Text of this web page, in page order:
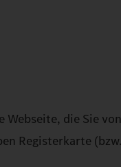
die Sie
Registerkarte